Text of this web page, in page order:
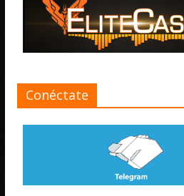
Conéctate